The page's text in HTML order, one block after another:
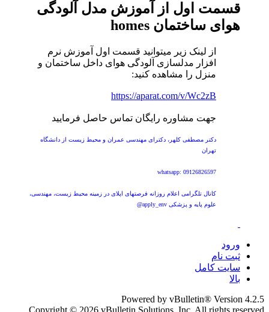
قسمت اول از آموزش مدل آلودگی
هوای ساختمان homes
از لینک زیر میتوانید قسمت اول آموزش نرم
افزار مدلسازی آلودگی هوای داخل ساختمان و
منزل را مشاهده کنید:
https://aparat.com/v/Wc2zB
جهت مشاوره رایگان تماس حاصل فرمایید
دکتر مصطفی کلهر، دکترای مهندسی عمران و محیط زیست از دانشگاه
تهران
whatsapp: 09126826597
کانال تلگرامی اعلام روزانه فرصتهای اپلای در زمینه محیط زیست، مهندسی،
علوم پایه و پزشکی apply_env@
ورود
ثبت نام
سایت کامل
بالا
Powered by vBulletin® Version 4.2.5